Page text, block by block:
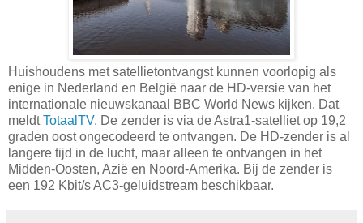
Huishoudens met satellietontvangst kunnen voorlopig als
enige in Nederland en België naar de HD-versie van het
internationale nieuwskanaal BBC World News kijken. Dat
meldtTotaalTV. De zender is via de Astra1-satelliet op 19,2
graden oost ongecodeerd te ontvangen. De HD-zender is al
langere tijd in de lucht, maar alleen te ontvangen in het
Midden-Oosten, Azië en Noord-Amerika. Bij de zender is
een 192 Kbit/s AC3-geluidstream beschikbaar.